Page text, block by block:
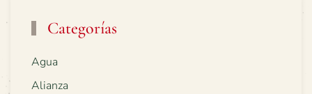
Categorías
Agua
Alianza